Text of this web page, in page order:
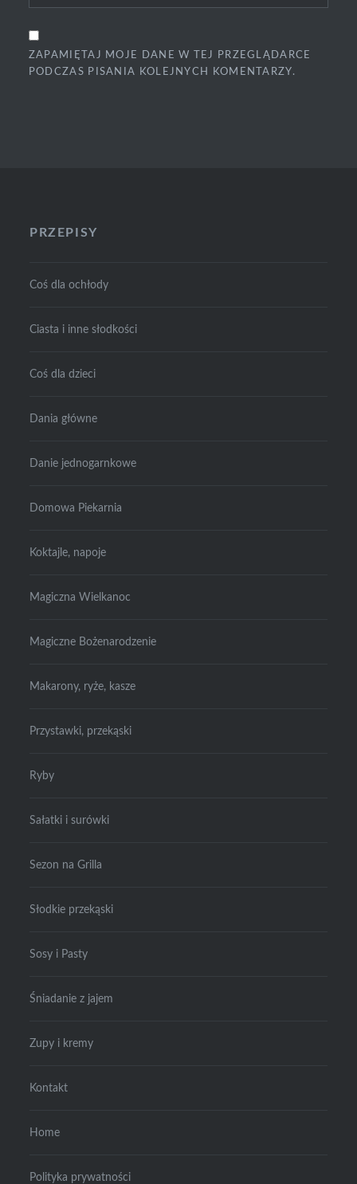
ZAPAMIĘTAJ MOJE DANE W TEJ PRZEGLĄDARCE
PODCZAS PISANIA KOLEJNYCH KOMENTARZY.
PRZEPISY
Coś dla ochłody
Ciasta i inne słodkości
Coś dla dzieci
Dania główne
Danie jednogarnkowe
Domowa Piekarnia
Koktajle, napoje
Magiczna Wielkanoc
Magiczne Bożenarodzenie
Makarony, ryże, kasze
Przystawki, przekąski
Ryby
Sałatki i surówki
Sezon na Grilla
Słodkie przekąski
Sosy i Pasty
Śniadanie z jajem
Zupy i kremy
Kontakt
Home
Polityka prywatności